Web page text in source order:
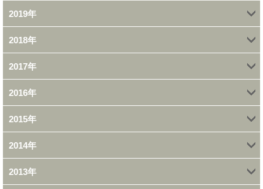
3月 (2)
2月 (2)
1月 (1)
3月 (1)
9月 (5)
8月 (1)
4月 (1)
3月 (1)
11月 (1)
9月 (2)
7月 (1)
4月 (2)
3月 (1)
11月 (1)
10月 (1)
7月 (1)
6月 (3)
2019年
11月 (1)
10月 (2)
6月 (3)
5月 (1)
2018年
12月 (1)
11月 (1)
10月 (4)
9月 (4)
2017年
12月 (2)
11月 (2)
10月 (3)
9月 (2)
2016年
9月 (4)
8月 (1)
6月 (2)
2015年
12月 (3)
11月 (1)
2014年
12月 (1)
2013年